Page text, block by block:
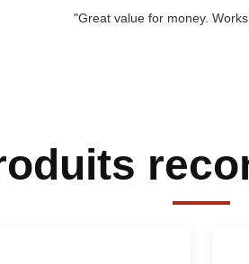
"Great value for money.